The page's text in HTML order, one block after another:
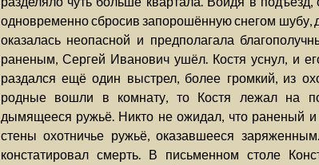
одновременно сбросив запорошённую снегом шубу,
оказалась неопасной и предполагала
раненым, Сергей Иванович ушёл. Костя уснул, и
раздался ещё один выстрел, более громкий, из
родные вошли в комнату, то Костя лежал на
дымящееся ружьё. Никто не ожидал, что раненый и
стены охотничье ружьё, оказавшееся
констатировал смерть. В письменном столе